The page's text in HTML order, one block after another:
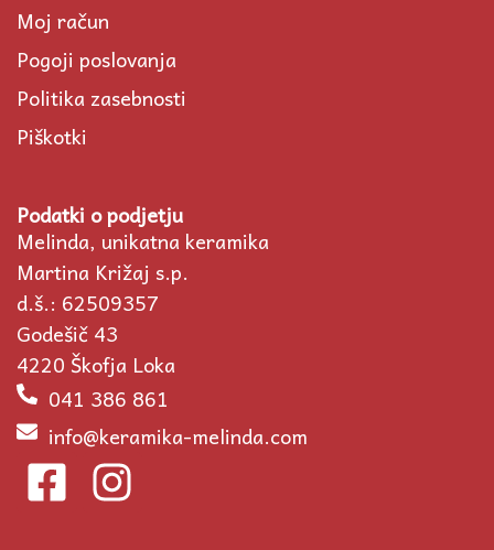
Moj račun
Pogoji poslovanja
Politika zasebnosti
Piškotki
Podatki o podjetju
Melinda, unikatna keramika
Martina Križaj s.p.
d.š.: 62509357
Godešič 43
4220 Škofja Loka
041 386 861
info@keramika-melinda.com
F
a
I
n